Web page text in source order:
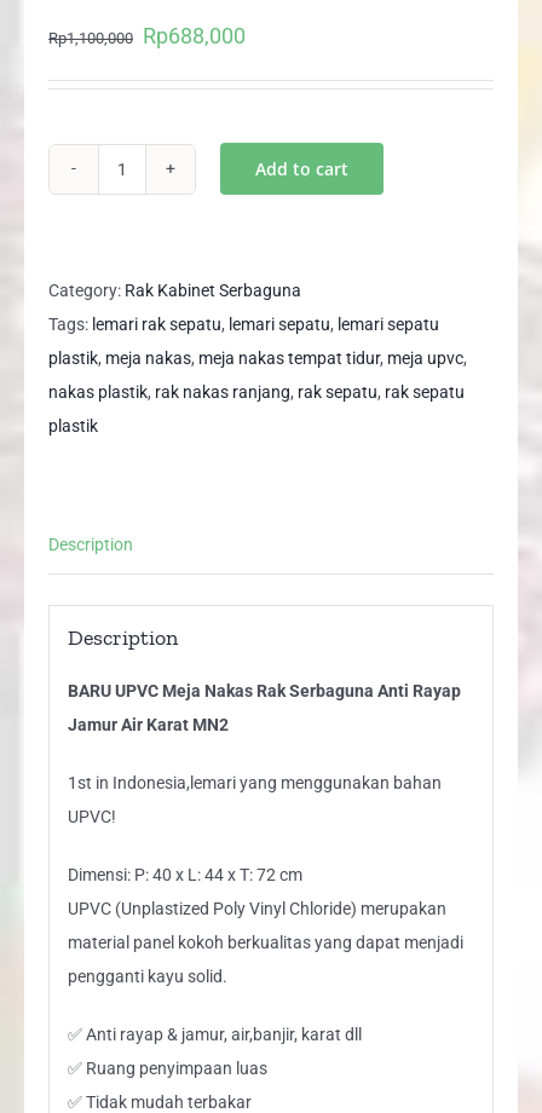
Rp1,100,000
Original
Rp688,000
Nakas
Rak
Serbaguna
Anti
MN2
Add to cart
Category: Rak Kabinet Serbaguna
Tags: lemari rak sepatu, lemari sepatu, lemari sepatu
plastik, meja nakas, meja nakas tempat tidur, meja upvc,
nakas plastik, rak nakas ranjang, rak sepatu, rak sepatu
plastik
Description
Description
BARU UPVC Meja Nakas Rak Serbaguna Anti Rayap
Jamur Air Karat MN2
1st in Indonesia,lemari yang menggunakan bahan
UPVC!
Dimensi: P: 40 x L: 44 x T: 72 cm
UPVC (Unplastized Poly Vinyl Chloride) merupakan
material panel kokoh berkualitas yang dapat menjadi
pengganti kayu solid.
✅ Anti rayap & jamur, air,banjir, karat dll
✅ Ruang penyimpaan luas
✅ Tidak mudah terbakar